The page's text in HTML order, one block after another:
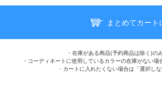
まとめてカート
・在庫がある商品(予約商品は除く)の
・コーディネートに使用しているカラーの在庫がない
・カートに入れたくない場合は「選択し